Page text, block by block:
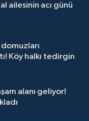
ailesinin acı günü
Köy halkı tedirgin
alanı geliyor!